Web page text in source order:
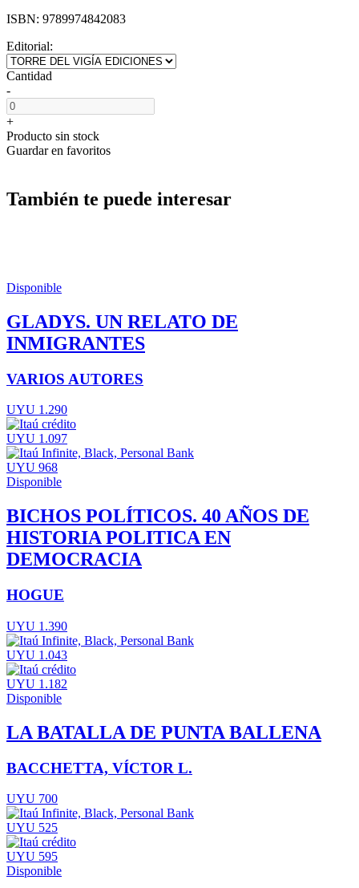
ISBN: 9789974842083
Editorial:
Cantidad
-
+
Producto sin stock
Guardar en favoritos
También te puede interesar
Disponible
GLADYS. UN RELATO DE
INMIGRANTES
VARIOS AUTORES
UYU 1.290
UYU 1.097
UYU 968
Disponible
BICHOS POLÍTICOS. 40 AÑOS DE
HISTORIA POLITICA EN
DEMOCRACIA
HOGUE
UYU 1.390
UYU 1.043
UYU 1.182
Disponible
LA BATALLA DE PUNTA BALLENA
BACCHETTA, VÍCTOR L.
UYU 700
UYU 525
UYU 595
Disponible